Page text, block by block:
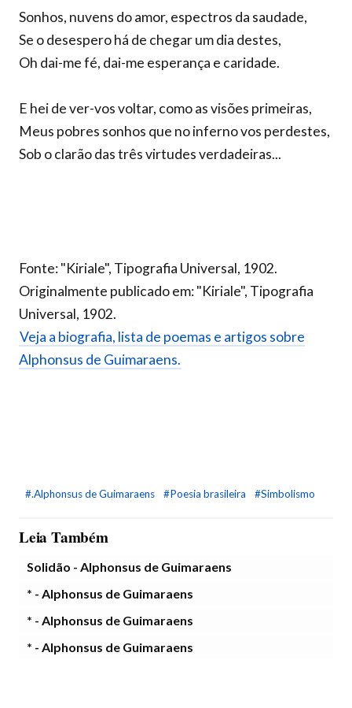
Sonhos, nuvens do amor, espectros da saudade,
Se o desespero há de chegar um dia destes,
Oh dai-me fé, dai-me esperança e caridade.
E hei de ver-vos voltar, como as visões primeiras,
Meus pobres sonhos que no inferno vos perdestes,
Sob o clarão das três virtudes verdadeiras...
Fonte: "Kiriale", Tipografia Universal, 1902.
Originalmente publicado em: "Kiriale", Tipografia
Universal, 1902.
Veja a biografia, lista de poemas e artigos sobre
Alphonsus de Guimaraens.
#.Alphonsus de Guimaraens #Poesia brasileira #Simbolismo
Leia Também
Solidão - Alphonsus de Guimaraens
* - Alphonsus de Guimaraens
* - Alphonsus de Guimaraens
* - Alphonsus de Guimaraens